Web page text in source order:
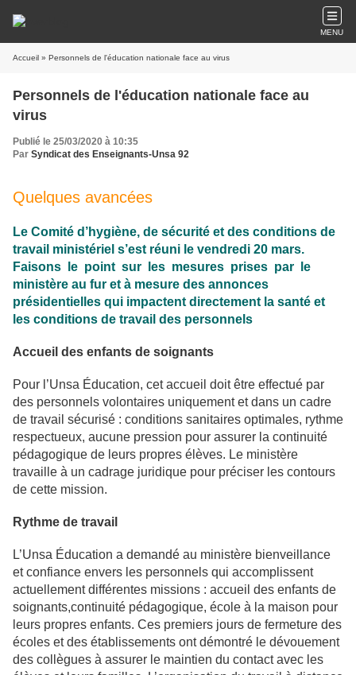
MENU
Accueil » Personnels de l'éducation nationale face au virus
Personnels de l'éducation nationale face au
virus
Publié le 25/03/2020 à 10:35
Par Syndicat des Enseignants-Unsa 92
Quelques avancées
Le Comité d’hygiène, de sécurité et des conditions de
travail ministériel s’est réuni le vendredi 20 mars.
Faisons le point sur les mesures prises par le
ministère au fur et à mesure des annonces
présidentielles qui impactent directement la santé et
les conditions de travail des personnels
Accueil des enfants de soignants
Pour l’Unsa Éducation, cet accueil doit être effectué par
des personnels volontaires uniquement et dans un cadre
de travail sécurisé : conditions sanitaires optimales, rythme
respectueux, aucune pression pour assurer la continuité
pédagogique de leurs propres élèves. Le ministère
travaille à un cadrage juridique pour préciser les contours
de cette mission.
Rythme de travail
L’Unsa Éducation a demandé au ministère bienveillance
et confiance envers les personnels qui accomplissent
actuellement différentes missions : accueil des enfants de
soignants,continuité pédagogique, école à la maison pour
leurs propres enfants. Ces premiers jours de fermeture des
écoles et des établissements ont démontré le dévouement
des collègues à assurer le maintien du contact avec les